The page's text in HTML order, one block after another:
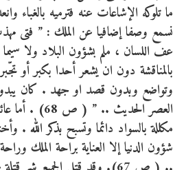
نسمع وصفا إضافيا عن الملك : ” فتى
عف اللسان ، ملم بشؤون البلاد ولا
بالمناقشة دون ان يشعر أحدا بكبر أو
وتواضع وبدون قصد او جهد . كان يبدو
العصر
مكللة بالسواد دائما وتسبح بذكر الله .
شؤون الدنيا إلا العناية براحة الملك